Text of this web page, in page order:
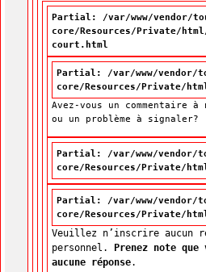
Partial: /var/www/vendor/
core/Resources/Private/
court.html
Partial: /var/www/vendor/
core/Resources/Private/
Avez-vous un commentaire
ou un problème à signaler?
Partial: /var/www/vendor/
core/Resources/Private/
Partial: /var/www/vendor/
core/Resources/Private/
Veuillez n’inscrire aucun
personnel. Prenez note que
aucune réponse.